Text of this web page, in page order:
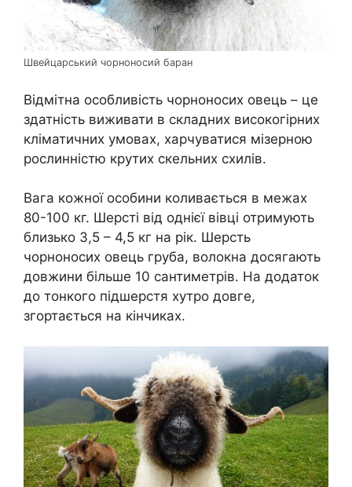
Швейцарський чорноносий баран
Відмітна особливість чорноносих овець – це
здатність виживати в складних високогірних
кліматичних умовах, харчуватися мізерною
рослинністю крутих скельних схилів.
Вага кожної особини коливається в межах
80-100 кг. Шерсті від однієї вівці отримують
близько 3,5 – 4,5 кг на рік. Шерсть
чорноносих овець груба, волокна досягають
довжини більше 10 сантиметрів. На додаток
до тонкого підшерстя хутро довге,
згортається на кінчиках.